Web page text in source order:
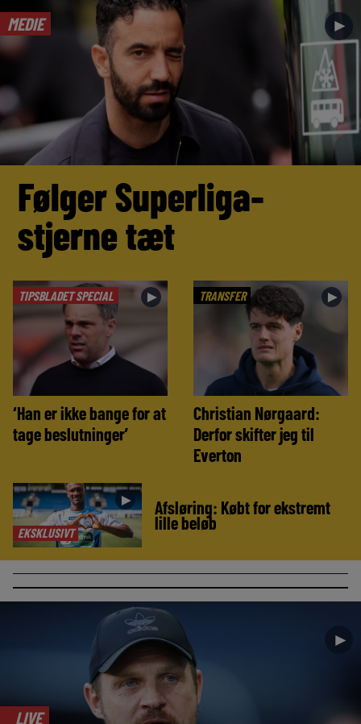
MEDIE ►
Følger Superliga-
stjerne tæt
TIPSBLADET SPECIAL ►
‘Han er ikke bange for at
tage beslutninger’
TRANSFER ►
Christian Nørgaard:
Derfor skifter jeg til
Everton
EKSKLUSIVT
► Afsløring: Købt for ekstremt
lille beløb
►
LIVE